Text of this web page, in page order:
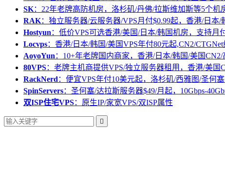
SK：22年老牌高防机房，洛杉矶/丹佛/拉斯维加斯等5个机
RAK：独立服务器/云服务器/VPS月付$0.99起，香港/日本/
Hostyun ：低价VPS可选香港/美国/日本/韩国机房，支持月
Locvps：香港/日本/韩国/美国VPS年付80元起,CN2/
AoyoYun ：10+年老牌国内商家，香港/日本/韩国/美国
80VPS：老牌主机商提供VPS/独立服务器租用，香港/美国
RackNerd ：便宜VPS年付10美元起，洛杉矶/西雅图/圣何
SpinServers：圣何塞/达拉斯服务器$49/月起，10Gbps-
双ISP住宅VPS：原生IP/家宽VPS/双ISP属性
